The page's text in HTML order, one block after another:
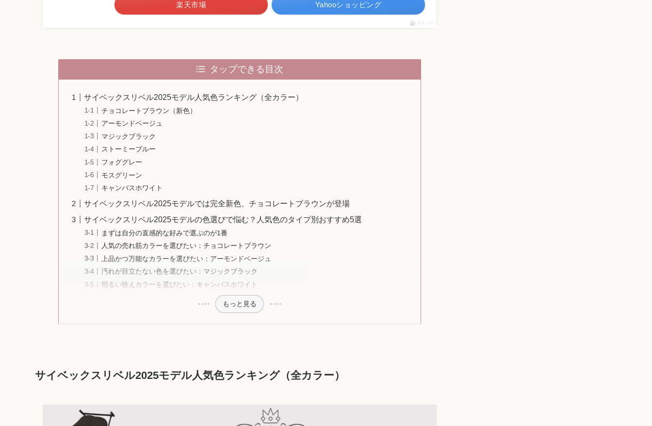
楽天市場 Yahooショッピング
ポチップ
タップできる目次
サイベックスリベル2025モデル人気色ランキング（全カラー）
チョコレートブラウン（新色）
アーモンドベージュ
マジックブラック
ストーミーブルー
フォググレー
モスグリーン
キャンバスホワイト
サイベックスリベル2025モデルでは完全新色、チョコレートブラウンが登場
サイベックスリベル2025モデルの色選びで悩む？人気色のタイプ別おすすめ5選
まずは自分の直感的な好みで選ぶのが1番
人気の売れ筋カラーを選びたい：チョコレートブラウン
上品かつ万能なカラーを選びたい：アーモンドベージュ
汚れが目立たない色を選びたい：マジックブラック
明るい映えカラーを選びたい：キャンバスホワイト
もっと見る
サイベックスリベル2025モデル人気色ランキング（全カラー）